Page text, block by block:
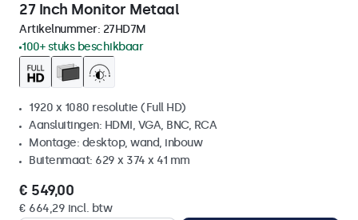
27 Inch Monitor Metaal
Artikelnummer: 27HD7M
100+ stuks beschikbaar
1920 x 1080 resolutie (Full HD)
Aansluitingen: HDMI, VGA, BNC, RCA
Montage: desktop, wand, inbouw
Buitenmaat: 629 x 374 x 41 mm
€ 549,00
€ 664,29 incl. btw